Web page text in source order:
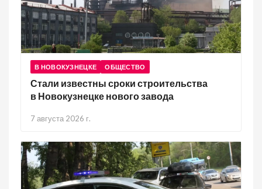
В НОВОКУЗНЕЦКЕ ОБЩЕСТВО
Стали известны сроки строительства
в Новокузнецке нового завода
7 августа 2026 г.